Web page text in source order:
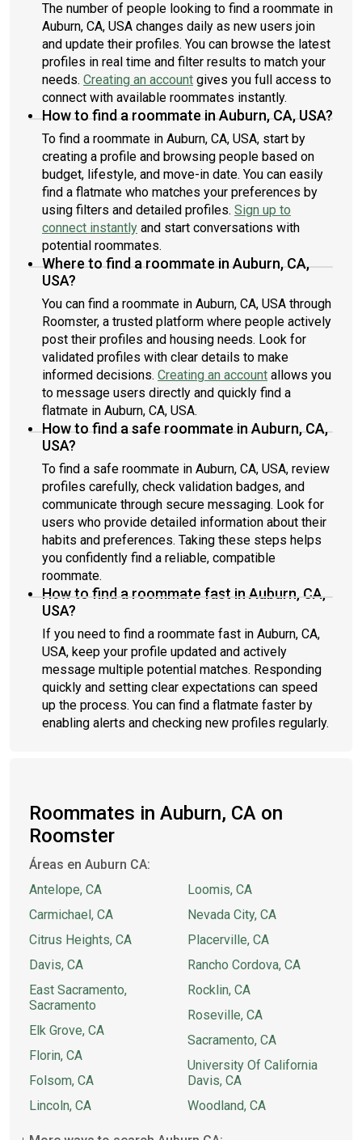
The number of people looking to find a roommate in
Auburn, CA, USA changes daily as new users join
and update their profiles. You can browse the latest
profiles in real time and filter results to match your
needs. Creating an account gives you full access to
connect with available roommates instantly.
How to find a roommate in Auburn, CA, USA?
To find a roommate in Auburn, CA, USA, start by
creating a profile and browsing people based on
budget, lifestyle, and move-in date. You can easily
find a flatmate who matches your preferences by
using filters and detailed profiles. Sign up to
connect instantly and start conversations with
potential roommates.
Where to find a roommate in Auburn, CA,
USA?
You can find a roommate in Auburn, CA, USA through
Roomster, a trusted platform where people actively
post their profiles and housing needs. Look for
validated profiles with clear details to make
informed decisions. Creating an account allows you
to message users directly and quickly find a
flatmate in Auburn, CA, USA.
How to find a safe roommate in Auburn, CA,
USA?
To find a safe roommate in Auburn, CA, USA, review
profiles carefully, check validation badges, and
communicate through secure messaging. Look for
users who provide detailed information about their
habits and preferences. Taking these steps helps
you confidently find a reliable, compatible
roommate.
How to find a roommate fast in Auburn, CA,
USA?
If you need to find a roommate fast in Auburn, CA,
USA, keep your profile updated and actively
message multiple potential matches. Responding
quickly and setting clear expectations can speed
up the process. You can find a flatmate faster by
enabling alerts and checking new profiles regularly.
Roommates in Auburn, CA on
Roomster
Áreas en Auburn CA:
Antelope, CA
Carmichael, CA
Citrus Heights, CA
Davis, CA
East Sacramento,
Sacramento
Elk Grove, CA
Florin, CA
Folsom, CA
Lincoln, CA
Loomis, CA
Nevada City, CA
Placerville, CA
Rancho Cordova, CA
Rocklin, CA
Roseville, CA
Sacramento, CA
University Of California
Davis, CA
Woodland, CA